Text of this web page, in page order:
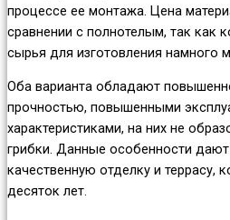
процессе ее монтажа. Цена
сравнении с полнотелым, так как
сырья для изготовления намного
Оба варианта обладают
прочностью, повышенными
характеристиками, на них не
грибки. Данные особенности
качественную отделку и террасу,
десяток лет.